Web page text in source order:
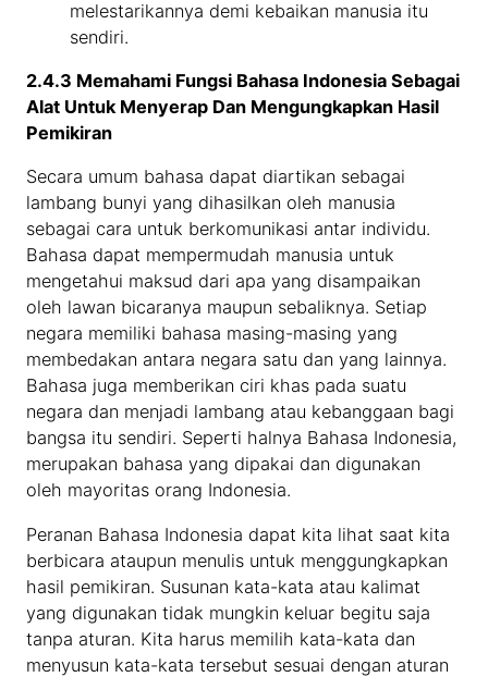
melestarikannya demi kebaikan manusia itu
sendiri.
2.4.3 Memahami Fungsi Bahasa Indonesia Sebagai
Alat Untuk Menyerap Dan Mengungkapkan Hasil
Pemikiran
Secara umum bahasa dapat diartikan sebagai
lambang bunyi yang dihasilkan oleh manusia
sebagai cara untuk berkomunikasi antar individu.
Bahasa dapat mempermudah manusia untuk
mengetahui maksud dari apa yang disampaikan
oleh lawan bicaranya maupun sebaliknya. Setiap
negara memiliki bahasa masing-masing yang
membedakan antara negara satu dan yang lainnya.
Bahasa juga memberikan ciri khas pada suatu
negara dan menjadi lambang atau kebanggaan bagi
bangsa itu sendiri. Seperti halnya Bahasa Indonesia,
merupakan bahasa yang dipakai dan digunakan
oleh mayoritas orang Indonesia.
Peranan Bahasa Indonesia dapat kita lihat saat kita
berbicara ataupun menulis untuk menggungkapkan
hasil pemikiran. Susunan kata-kata atau kalimat
yang digunakan tidak mungkin keluar begitu saja
tanpa aturan. Kita harus memilih kata-kata dan
menyusun kata-kata tersebut sesuai dengan aturan